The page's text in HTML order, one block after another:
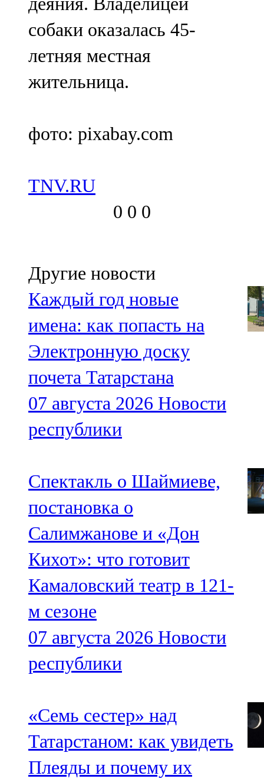
собаки оказалась 45-
летняя местная
жительница.
фото: pixabay.com
TNV.RU
0 0 0
Другие новости
Каждый год новые
имена: как попасть на
Электронную доску
почета Татарстана
07 августа 2026 Новости
республики
Спектакль о Шаймиеве,
постановка о
Салимжанове и «Дон
Кихот»: что готовит
Камаловский театр в 121-
м сезоне
07 августа 2026 Новости
республики
«Семь сестер» над
Татарстаном: как увидеть
Плеяды и почему их